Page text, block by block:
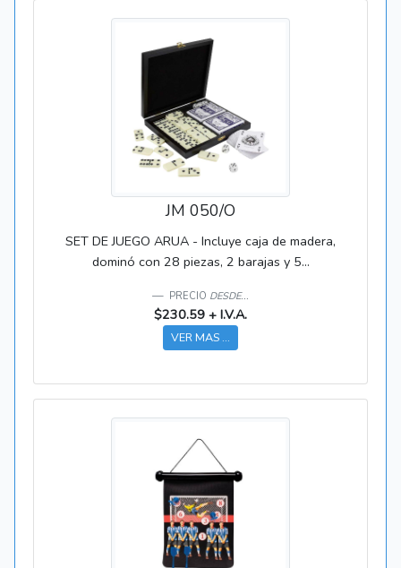
JM 050/O
SET DE JUEGO ARUA - Incluye caja de madera,
dominó con 28 piezas, 2 barajas y 5...
PRECIO DESDE...
$230.59 + I.V.A.
VER MAS ...